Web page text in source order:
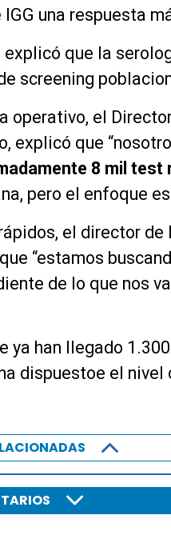
una respuesta
explicó que la
screening
operativo, el
explicó que “
8 mil test
pero el enfoque
el director
“estamos
de lo que nos
han llegado
dispuestoe el nivel